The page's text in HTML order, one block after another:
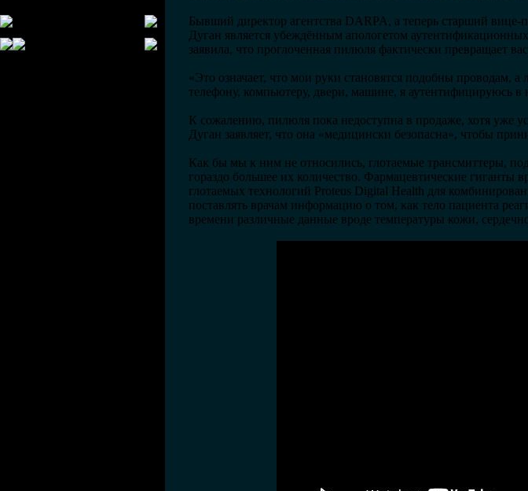
Бывший директор агентства DARPA, а теперь старший
Дуган является убеждённым апологетом
заявила, что проглоченная пилюля фактически превращает
«Это означает, что мои руки становятся подобны проводам,
телефону, компьютеру, двери, машине, я аутентифицируюсь в
К сожалению, пилюля пока недоступна в продаже, хотя уже
Дуган заявляет, что она «медицински безопасна», чтобы
Как бы мы к ним не относились, глотаемые трансмиттеры,
гораздо большее их количество. Фармацевтические гиганты
глотаемых технологий Proteus Digital Health для
поставлять врачам информацию о том, как тело пациента
времени различные данные вроде температуры кожи,